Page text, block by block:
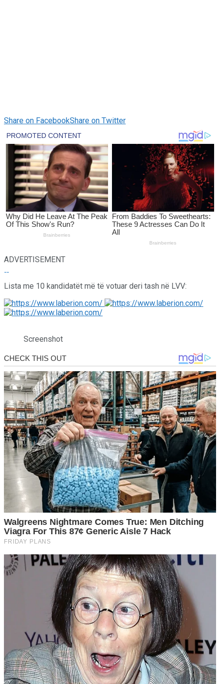
Share on FacebookShare on Twitter
ADVERTISEMENT
Lista me 10 kandidatët më të votuar deri tash në LVV:
Screenshot